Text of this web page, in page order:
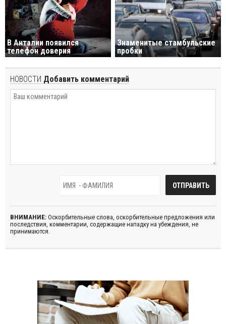
В Анталии появился
телефон доверия
Знаменитые стамбульские
пробки
НОВОСТИ Добавить комментарий
ВНИМАНИЕ: Оскорбительные слова, оскорбительные предложения или
последствия, комментарии, содержащие нападку на убеждения, не
принимаются.